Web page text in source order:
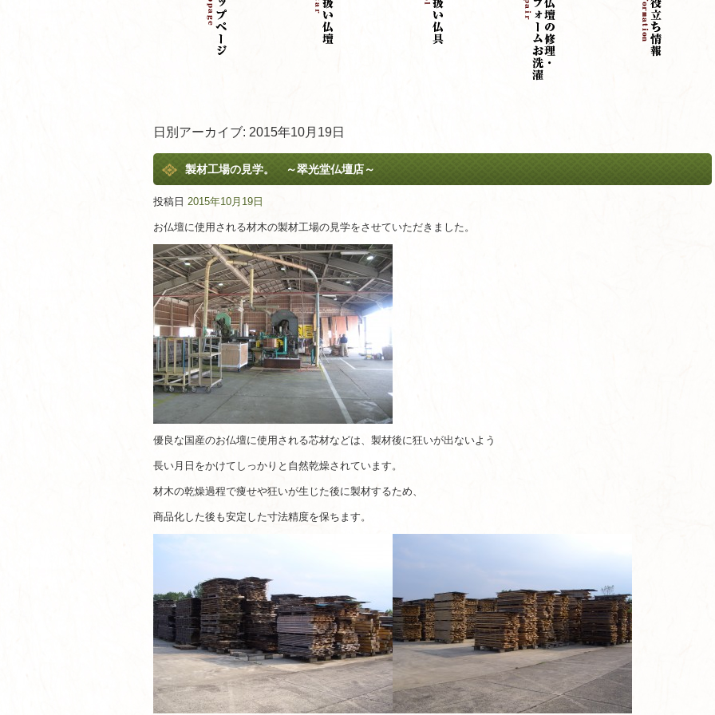
日別アーカイブ: 2015年10月19日
製材工場の見学。 ～翠光堂仏壇店～
投稿日 2015年10月19日
お仏壇に使用される材木の製材工場の見学をさせていただきました。
優良な国産のお仏壇に使用される芯材などは、製材後に狂いが出ないよう
長い月日をかけてしっかりと自然乾燥されています。
材木の乾燥過程で痩せや狂いが生じた後に製材するため、
商品化した後も安定した寸法精度を保ちます。